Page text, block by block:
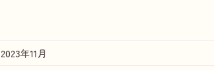
2023年11月